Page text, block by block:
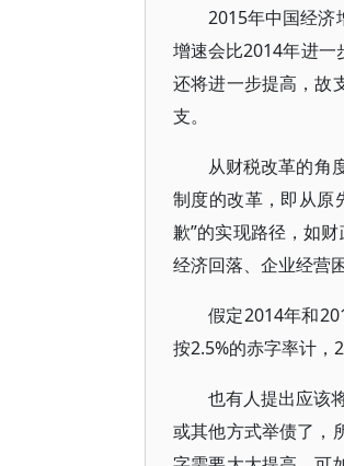
2015年中国经济
增速会比2014年进一
还将进一步提高，故
支。
从财税改革的角
制度的改革，即从原
歉”的实现路径，如
经济回落、企业经营
假定2014年和
按2.5%的赤字率计，
也有人提出应该
或其他方式举债了，